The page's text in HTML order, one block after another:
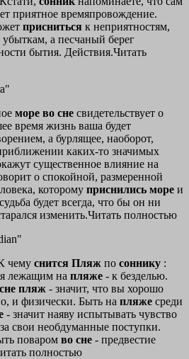
приятное времяпровождение.
присниться к неприятностям,
а песчаный берег
бытия. Действия.Читать
море во сне свидетельствует о
время жизнь ваша будет
а бурлящее, наоборот,
каких-то значимых
существенное влияние на
о спокойной, размеренной
которому приснились море и
будет всегда, что бы он ни
изменить.Читать полностью
чему снится Пляж по соннику :
лежащим на пляже - к безделью.
сне пляж - значит, что вы хорошо
и физически. Быть на пляже среди
- значит наяву испытывать чувство
свои необдуманные поступки.
поваром во сне - предвестие
полностью